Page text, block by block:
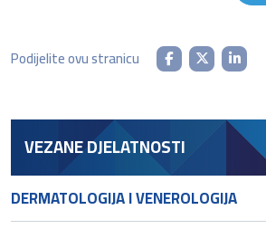
Podijelite ovu stranicu
VEZANE DJELATNOSTI
DERMATOLOGIJA I VENEROLOGIJA